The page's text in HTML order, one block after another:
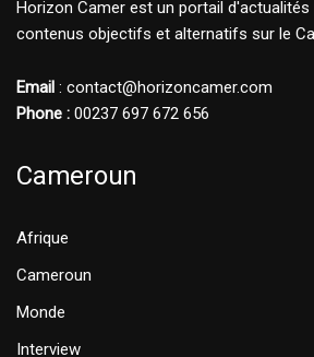
Horizon Camer est un portail
contenus objectifs et alternatifs sur le
Email : contact@horizoncamer.com
Phone : 00237 697 672 656
Cameroun
Afrique
Cameroun
Monde
Interview